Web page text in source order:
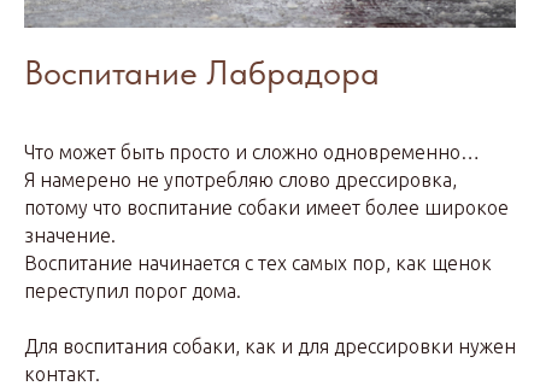
Воспитание Лабрадора
Что может быть просто и сложно одновременно…
Я намерено не употребляю слово дрессировка,
потому что воспитание собаки имеет более широкое
значение.
Воспитание начинается с тех самых пор, как щенок
переступил порог дома.
Для воспитания собаки, как и для дрессировки нужен
контакт.